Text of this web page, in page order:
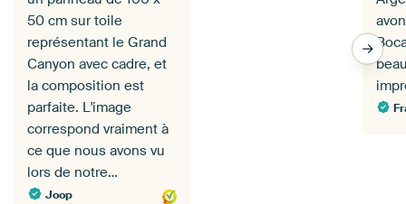
50 cm sur toile
représentant le Grand
Canyon avec cadre, et
la composition est
parfaite. L'image
correspond vraiment à
ce que nous avons vu
lors de notre…
Joop